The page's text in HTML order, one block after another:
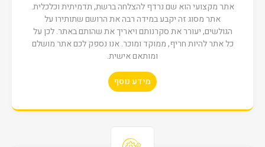
אתר מקצועי הוא שם נרדף להצלחה ברשת, תדמיתית וכלכלית.
אתר מסוג זה יקבע במידה רבה את הרושם שתותירו על
הגולשים, יעורר את סקרנותם ויאריך את שהותם באתר. לכן על
כל אתר להיות חריף, ממוקד ומוכר. אנו נספק לכם אתר מושלם
ומותאם אישית.
מידע נוסף
Solution
ביחד